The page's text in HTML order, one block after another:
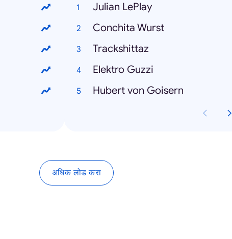
Julian LePlay
Conchita Wurst
Trackshittaz
Elektro Guzzi
Hubert von Goisern
अधिक लोड करा